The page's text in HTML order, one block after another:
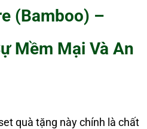
(Bamboo) –
Mềm Mại Và An
quà tặng này chính là chất